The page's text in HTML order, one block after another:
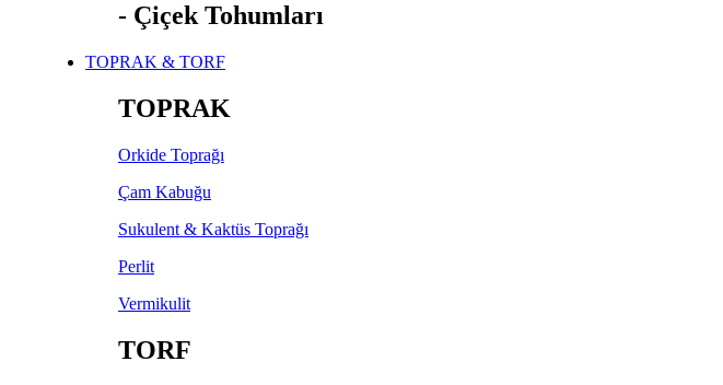
- Çiçek Tohumları
TOPRAK & TORF
TOPRAK
Orkide Toprağı
Çam Kabuğu
Sukulent & Kaktüs Toprağı
Perlit
Vermikulit
TORF